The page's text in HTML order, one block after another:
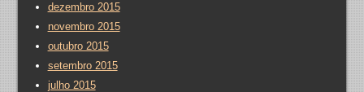
dezembro 2015
novembro 2015
outubro 2015
setembro 2015
julho 2015